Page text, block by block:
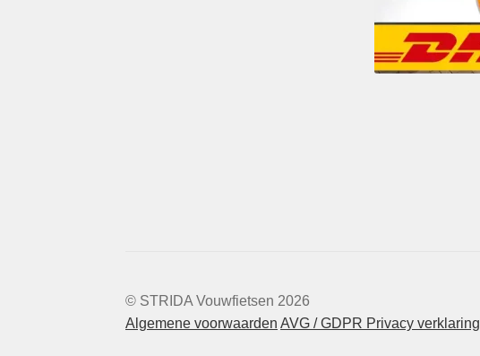
© STRIDA Vouwfietsen 2026
Algemene voorwaarden AVG / GDPR Privacy verklaring